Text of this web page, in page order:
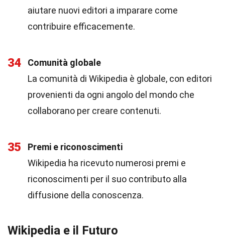
aiutare nuovi editori a imparare come
contribuire efficacemente.
34
Comunità globale
La comunità di Wikipedia è globale, con editori
provenienti da ogni angolo del mondo che
collaborano per creare contenuti.
35
Premi e riconoscimenti
Wikipedia ha ricevuto numerosi premi e
riconoscimenti per il suo contributo alla
diffusione della conoscenza.
Wikipedia e il Futuro